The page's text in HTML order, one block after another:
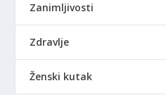
Zanimljivosti
Zdravlje
Ženski kutak